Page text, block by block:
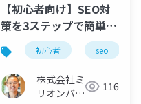
【初心者向け】SEO対
策を3ステップで簡単解
説。Webマーケ歴15年
を凝縮
初心者 seo
株式会社ミ
リオンバリ
116